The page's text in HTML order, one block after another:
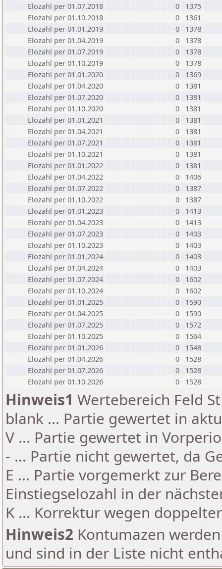
Elozahl per 01.07.2018
0
1375
Elozahl per 01.10.2018
0
1361
Elozahl per 01.01.2019
0
1378
Elozahl per 01.04.2019
0
1378
Elozahl per 01.07.2019
0
1378
Elozahl per 01.10.2019
0
1378
Elozahl per 01.01.2020
0
1369
Elozahl per 01.04.2020
0
1381
Elozahl per 01.07.2020
0
1381
Elozahl per 01.10.2020
0
1381
Elozahl per 01.01.2021
0
1381
Elozahl per 01.04.2021
0
1381
Elozahl per 01.07.2021
0
1381
Elozahl per 01.10.2021
0
1381
Elozahl per 01.01.2022
0
1381
Elozahl per 01.04.2022
0
1406
Elozahl per 01.07.2022
0
1387
Elozahl per 01.10.2022
0
1387
Elozahl per 01.01.2023
0
1413
Elozahl per 01.04.2023
0
1413
Elozahl per 01.07.2023
0
1403
Elozahl per 01.10.2023
0
1403
Elozahl per 01.01.2024
0
1403
Elozahl per 01.04.2024
0
1403
Elozahl per 01.07.2024
0
1602
Elozahl per 01.10.2024
0
1602
Elozahl per 01.01.2025
0
1590
Elozahl per 01.04.2025
0
1590
Elozahl per 01.07.2025
0
1572
Elozahl per 01.10.2025
0
1564
Elozahl per 01.01.2026
0
1548
Elozahl per 01.04.2026
0
1528
Elozahl per 01.07.2026
0
1528
Elozahl per 01.10.2026
0 1528
Hinweis1 Wertebereich Feld
blank ... Partie gewertet in
V ... Partie gewertet in
- ... Partie nicht gewertet, da
E ... Partie vorgemerkt zur
Einstiegselozahl in der
K ... Korrektur wegen
Hinweis2 Kontumazen
und sind in der Liste nicht